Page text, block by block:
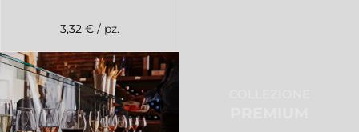
3,32 € / pz.